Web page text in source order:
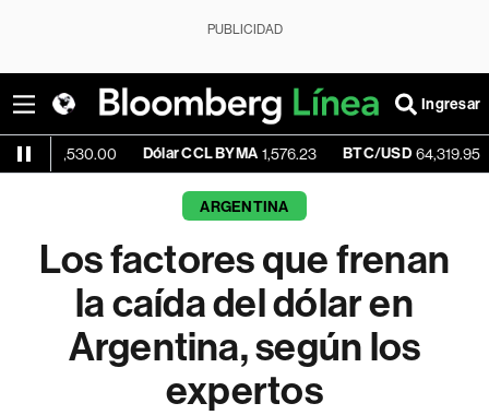
PUBLICIDAD
Ingresar
Dólar CCL BYMA 1,576.23 BTC/USD 64,319.95 -0.11%
ARGENTINA
Los factores que frenan
la caída del dólar en
Argentina, según los
expertos